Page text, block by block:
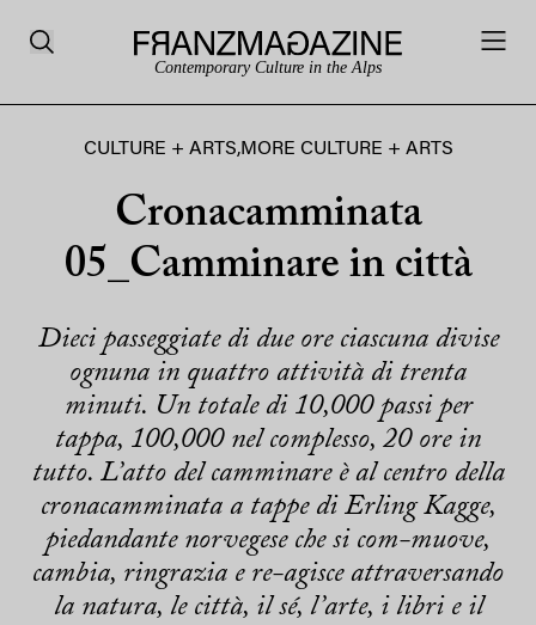
Contemporary Culture in the Alps
CULTURE + ARTS,MORE CULTURE + ARTS
Cronacamminata
05_Camminare in città
Dieci passeggiate di due ore ciascuna divise
ognuna in quattro attività di trenta
minuti. Un totale di 10,000 passi per
tappa, 100,000 nel complesso, 20 ore in
tutto. L’atto del camminare è al centro della
cronacamminata a tappe di Erling Kagge,
piedandante norvegese che si com-muove,
cambia, ringrazia e re-agisce attraversando
la natura, le città, il sé, l’arte, i libri e il